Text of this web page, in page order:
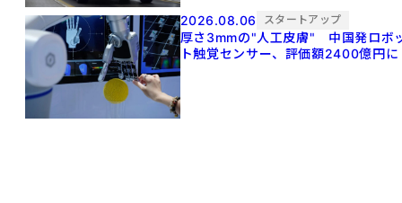
2026.08.06 スタートアップ
厚さ3mmの"人工皮膚" 中国発ロボ
ト触覚センサー、評価額2400億円に